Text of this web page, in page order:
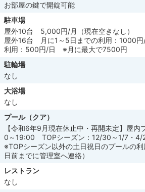
お部屋の鍵で開錠可能
駐車場
屋外10台 5,000円/月（現在空きなし）
屋外16台 月に1～5日までの利用：1000
利用：500円/日 ※月に最大で7500円
駐輪場
なし
大浴場
なし
プール（クア）
【令和6年9月現在休止中・再開未定】屋
0～19:00 TOPシーズン：12/30～1/7・
※TOPシーズン以外の土日祝日のプールの
日前までに管理室へ連絡）
レストラン
なし